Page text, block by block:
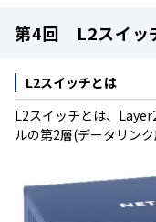
第4回 L2スイッ
L2スイッチとは
L2スイッチとは、
ルの第2層(データリン